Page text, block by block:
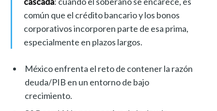
común que el crédito bancario y los bonos
corporativos incorporen parte de esa prima,
especialmente en plazos largos.
México enfrenta el reto de contener la razón
deuda/PIB en un entorno de bajo
crecimiento.